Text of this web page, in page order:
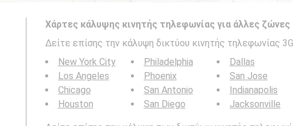
Χάρτες κάλυψης κινητής τηλεφωνίας για άλλες ζώνες
Δείτε επίσης την κάλυψη δικτύου κινητής τηλεφωνίας
New York City
Los Angeles
Chicago
Houston
Philadelphia
Phoenix
San Antonio
San Diego
Dallas
San Jose
Indianapolis
Jacksonville